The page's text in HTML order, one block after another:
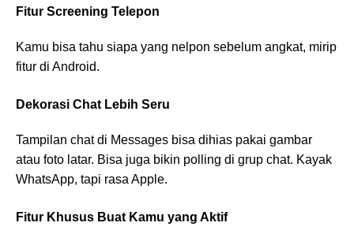
Fitur Screening Telepon
Kamu bisa tahu siapa yang nelpon sebelum angkat, mirip
fitur di Android.
Dekorasi Chat Lebih Seru
Tampilan chat di Messages bisa dihias pakai gambar
atau foto latar. Bisa juga bikin polling di grup chat. Kayak
WhatsApp, tapi rasa Apple.
Fitur Khusus Buat Kamu yang Aktif